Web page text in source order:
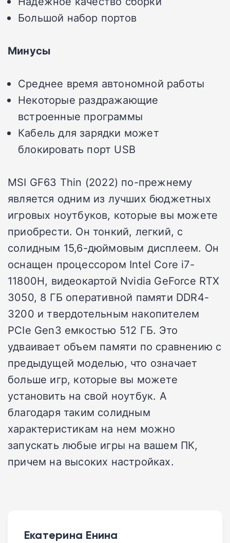
Большой набор портов
Минусы
Среднее время автономной работы
Некоторые раздражающие
встроенные программы
Кабель для зарядки может
блокировать порт USB
MSI GF63 Thin (2022) по-прежнему
является одним из лучших бюджетных
игровых ноутбуков, которые вы можете
приобрести. Он тонкий, легкий, с
солидным 15,6-дюймовым дисплеем. Он
оснащен процессором Intel Core i7-
11800H, видеокартой Nvidia GeForce RTX
3050, 8 ГБ оперативной памяти DDR4-
3200 и твердотельным накопителем
PCIe Gen3 емкостью 512 ГБ. Это
удваивает объем памяти по сравнению с
предыдущей моделью, что означает
больше игр, которые вы можете
установить на свой ноутбук. А
благодаря таким солидным
характеристикам на нем можно
запускать любые игры на вашем ПК,
причем на высоких настройках.
Екатерина Енина